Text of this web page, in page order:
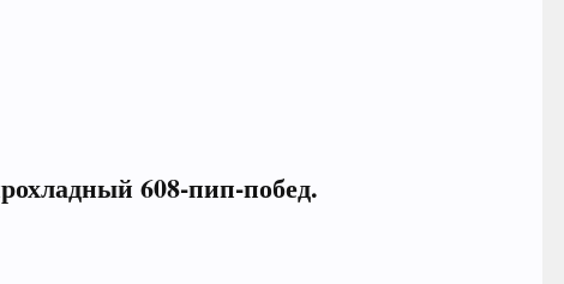
608-пип-побед.